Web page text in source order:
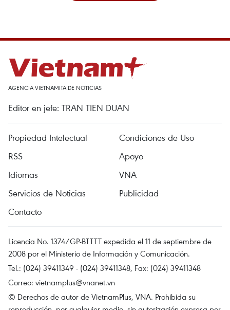
AGENCIA VIETNAMITA DE NOTICIAS
Editor en jefe: TRAN TIEN DUAN
Propiedad Intelectual
Condiciones de Uso
RSS
Apoyo
Idiomas
VNA
Servicios de Noticias
Publicidad
Contacto
Licencia No. 1374/GP-BTTTT expedida el 11 de septiembre de
2008 por el Ministerio de Información y Comunicación.
Tel.: (024) 39411349 - (024) 39411348, Fax: (024) 39411348
Correo: vietnamplus@vnanet.vn
© Derechos de autor de VietnamPlus, VNA. Prohibida su